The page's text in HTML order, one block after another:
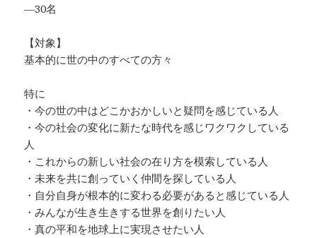
—30名
【対象】
基本的に世の中のすべての方々
特に
・今の世の中はどこかおかしいと疑問を感じている人
・今の社会の変化に新たな時代を感じワクワクしている
人
・これからの新しい社会の在り方を模索している人
・未来を共に創っていく仲間を探している人
・自分自身が根本的に変わる必要があると感じている人
・みんなが生き生きする世界を創りたい人
・真の平和を地球上に実現させたい人